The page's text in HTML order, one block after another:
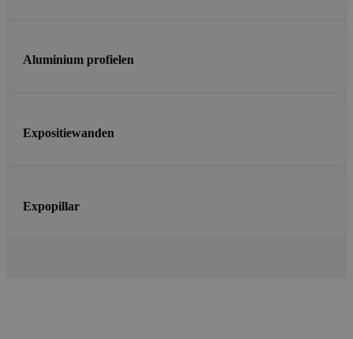
Aluminium profielen
Expositiewanden
Expopillar